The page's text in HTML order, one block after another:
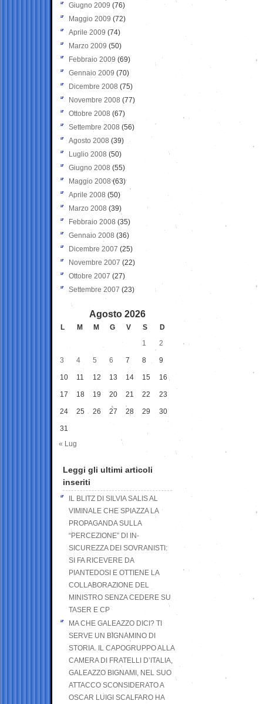
Giugno 2009 (76)
Maggio 2009 (72)
Aprile 2009 (74)
Marzo 2009 (50)
Febbraio 2009 (69)
Gennaio 2009 (70)
Dicembre 2008 (75)
Novembre 2008 (77)
Ottobre 2008 (67)
Settembre 2008 (56)
Agosto 2008 (39)
Luglio 2008 (50)
Giugno 2008 (55)
Maggio 2008(63)
Aprile 2008 (50)
Marzo 2008 (39)
Febbraio 2008 (35)
Gennaio 2008 (36)
Dicembre 2007 (25)
Novembre 2007 (22)
Ottobre 2007 (27)
Settembre 2007 (23)
Agosto 2026
L M M G V S
D
1
2
3 4 5 6 7 8 9
10 11 12 13 14 15 16
17 18 19 20 21 22 23
24 25 26 27 28 29 30
31
« Lug
Leggi gli ultimi articoli
inseriti
IL BLITZ DI SILVIA SALIS AL
VIMINALE CHE SPIAZZA LA
PROPAGANDA SULLA
“PERCEZIONE” DI IN-
SICUREZZA DEI SOVRANISTI:
SI FA RICEVERE DA
PIANTEDOSI E OTTIENE LA
COLLABORAZIONE DEL
MINISTRO SENZA CEDERE SU
TASER E CP
MA CHE GALEAZZO DICI? TI
SERVE UN BIGNAMINO DI
STORIA. IL CAPOGRUPPO ALLA
CAMERA DI FRATELLI D’ITALIA,
GALEAZZO BIGNAMI, NEL SUO
ATTACCO SCONSIDERATO A
OSCAR LUIGI SCALFARO HA